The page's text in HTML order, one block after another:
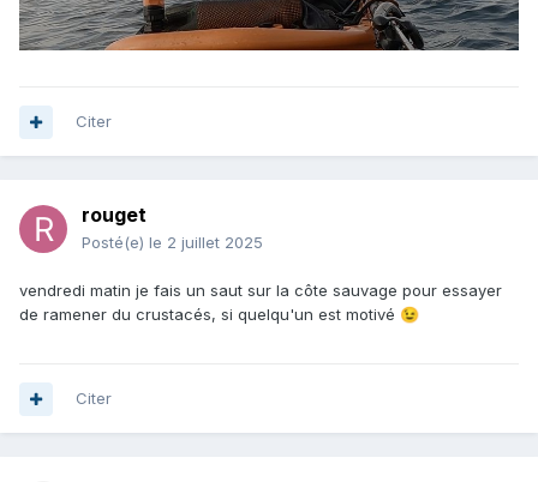
Citer
rouget
Posté(e) le 2 juillet 2025
vendredi matin je fais un saut sur la côte sauvage pour essayer
de ramener du crustacés, si quelqu'un est motivé 😉
Citer